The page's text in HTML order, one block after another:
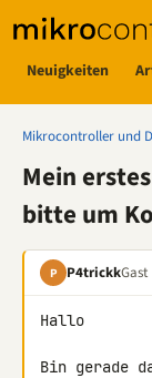
Neuigkeiten
Mikrocontroller und
Mein
bitte um
P P4trickkGast
Hallo
Bin gerade